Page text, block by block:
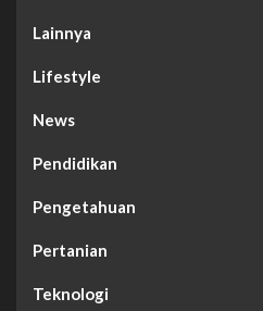
Lainnya
Lifestyle
News
Pendidikan
Pengetahuan
Pertanian
Teknologi